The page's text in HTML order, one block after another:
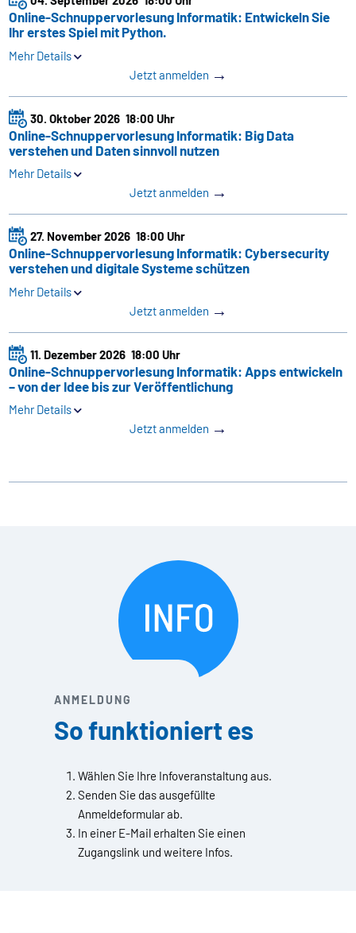
Online-Schnuppervorlesung Informatik: Entwickeln Sie
Ihr erstes Spiel mit Python.
Mehr Details
Jetzt anmelden →
30. Oktober 2026 18:00 Uhr
Online-Schnuppervorlesung Informatik: Big Data
verstehen und Daten sinnvoll nutzen
Mehr Details
Jetzt anmelden →
27. November 2026 18:00 Uhr
Online-Schnuppervorlesung Informatik: Cybersecurity
verstehen und digitale Systeme schützen
Mehr Details
Jetzt anmelden →
11. Dezember 2026 18:00 Uhr
Online-Schnuppervorlesung Informatik: Apps entwickeln
– von der Idee bis zur Veröffentlichung
Mehr Details
Jetzt anmelden →
ANMELDUNG
So funktioniert es
Wählen Sie Ihre Infoveranstaltung aus.
Senden Sie das ausgefüllte
Anmeldeformular ab.
In einer E-Mail erhalten Sie einen
Zugangslink und weitere Infos.